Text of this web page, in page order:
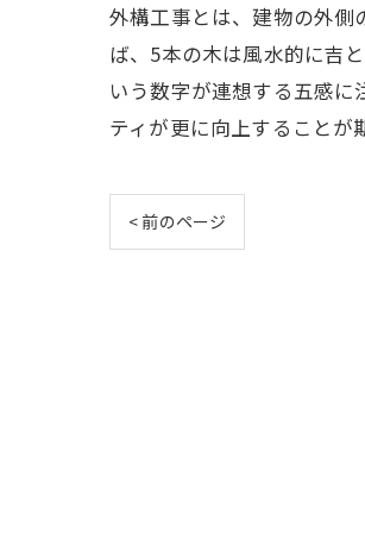
外構工事とは、建物の外側
ば、5本の木は風水的に吉
いう数字が連想する五感
ティが更に向上することが
< 前のページ